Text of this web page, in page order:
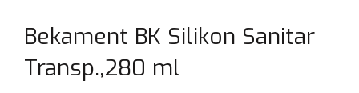
Bekament BK Silikon Sanitar
Transp.,280 ml